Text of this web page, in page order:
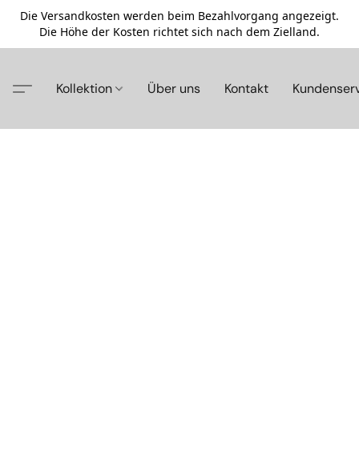
Die Versandkosten werden beim Bezahlvorgang angezeigt.
Die Höhe der Kosten richtet sich nach dem Zielland.
Kollektion Über uns Kontakt